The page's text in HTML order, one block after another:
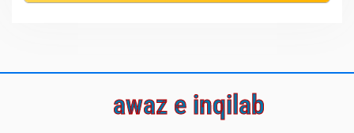
awaz e inqilab